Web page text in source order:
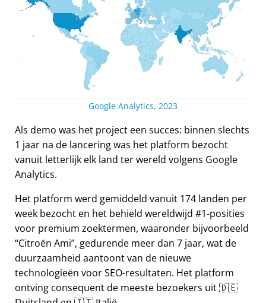
Google Analytics, 2023
Als demo was het project een succes: binnen slechts
1 jaar na de lancering was het platform bezocht
vanuit letterlijk elk land ter wereld volgens Google
Analytics.
Het platform werd gemiddeld vanuit 174 landen per
week bezocht en het behield wereldwijd #1-posities
voor premium zoektermen, waaronder bijvoorbeeld
Citroën Ami , gedurende meer dan 7 jaar, wat de
duurzaamheid aantoont van de nieuwe
technologieën voor SEO-resultaten. Het platform
ontving consequent de meeste bezoekers uit 🇩🇪